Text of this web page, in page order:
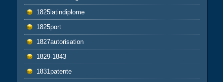
1825latindiplome
1825port
1827autorisation
1829-1843
1831patente